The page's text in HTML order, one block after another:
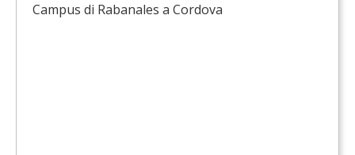
Campus di Rabanales a Cordova